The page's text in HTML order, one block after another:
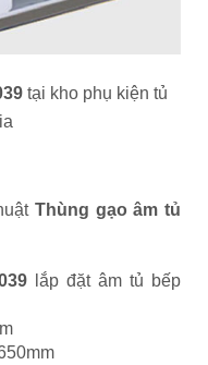
tại kho phụ kiện tủ
Thùng gạo âm tủ
lắp đặt âm tủ bếp